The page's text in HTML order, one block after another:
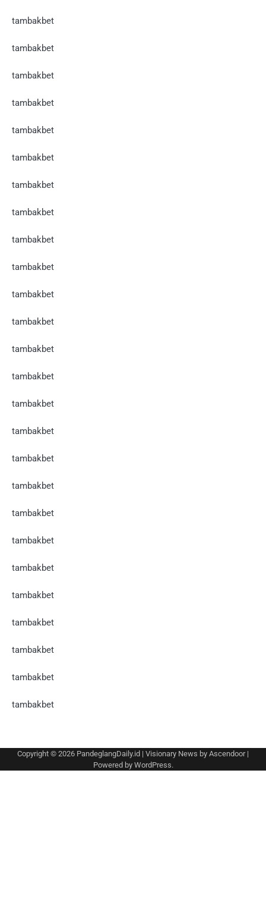
tambakbet
tambakbet
tambakbet
tambakbet
tambakbet
tambakbet
tambakbet
tambakbet
tambakbet
tambakbet
tambakbet
tambakbet
tambakbet
tambakbet
tambakbet
tambakbet
tambakbet
tambakbet
tambakbet
tambakbet
tambakbet
tambakbet
tambakbet
tambakbet
tambakbet
tambakbet
Copyright © 2026 PandeglangDaily.id | Visionary News by Ascendoor|
Powered by WordPress.